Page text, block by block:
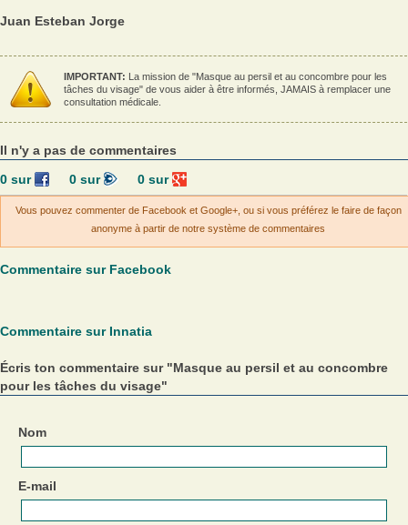
Juan Esteban Jorge
IMPORTANT: La mission de "Masque au persil et au concombre pour les
tâches du visage" de vous aider à être informés, JAMAIS à remplacer une
consultation médicale.
Il n'y a pas de commentaires
0sur 0sur 0 sur
Vous pouvez commenter de Facebook et Google+, ou si vous préférez le faire de façon
anonyme à partir de notre système de commentaires
Commentaire sur Facebook
Commentaire sur Innatia
Écris ton commentaire sur "Masque au persil et au concombre
pour les tâches du visage"
Nom
E-mail